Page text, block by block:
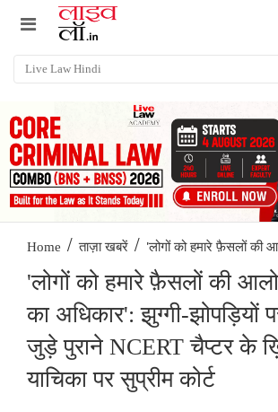
Home / ताज़ा खबरें / 'लोगों को हमारे फ़ैसलों की
'लोगों को हमारे फ़ैसलों की
का अधिकार': झुग्गी-झोपड़ियों
जुड़े पुराने NCERT चैप्टर के
याचिका पर सुप्रीम कोर्ट